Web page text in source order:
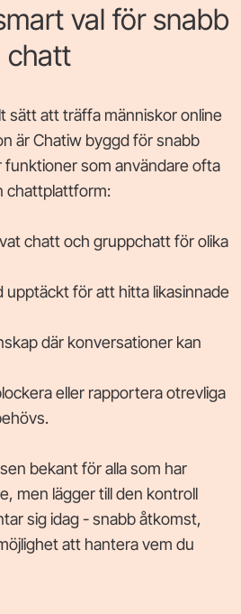
val för snabb
chatt
sätt att träffa människor online
är Chatiw byggd för snabb
funktioner som användare ofta
chattplattform:
chatt och gruppchatt för olika
upptäckt för att hitta likasinnade
där konversationer kan
eller rapportera otrevliga
bekant för alla som har
men lägger till den kontroll
sig idag - snabb åtkomst,
att hantera vem du